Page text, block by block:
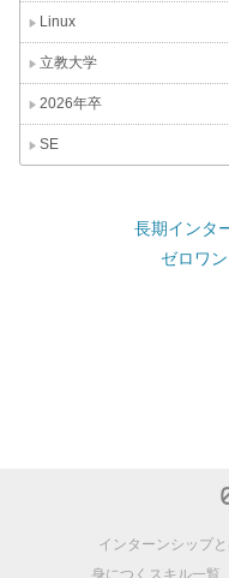
Linux
立教大学
2026年卒
SE
長期インタ
ゼロワ
インターンシップと
身につくスキル一覧